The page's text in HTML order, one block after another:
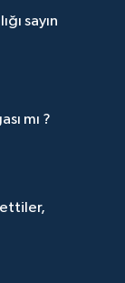
sayın
mı ?
ettiler,